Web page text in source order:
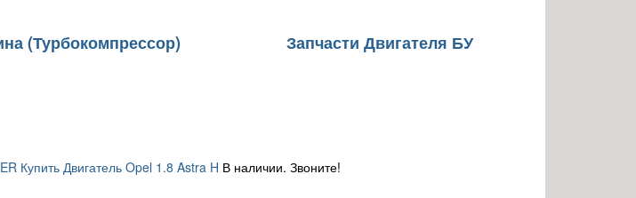
(Турбокомпрессор)
Запчасти Двигателя БУ
Купить Двигатель Opel 1.8 Astra H В наличии. Звоните!